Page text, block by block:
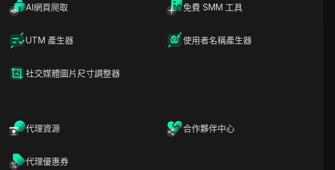
AI網頁爬取 免費 SMM 工具
UTM 產生器 使用者名稱產生器
社交媒體圖片尺寸調整器
代理資源 合作夥伴中心
代理優惠券
文章內容
聯盟營收模式到底指的是什
最常見的聯盟行銷收益模式
為何許多聯盟行銷者損失收